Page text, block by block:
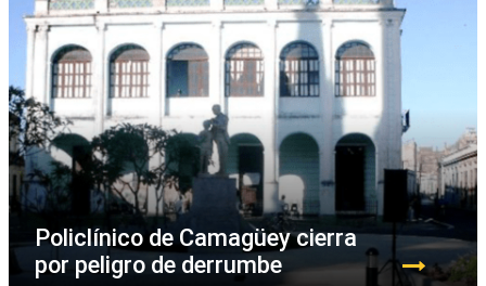
Policlínico de Camagüey cierra
por peligro de derrumbe